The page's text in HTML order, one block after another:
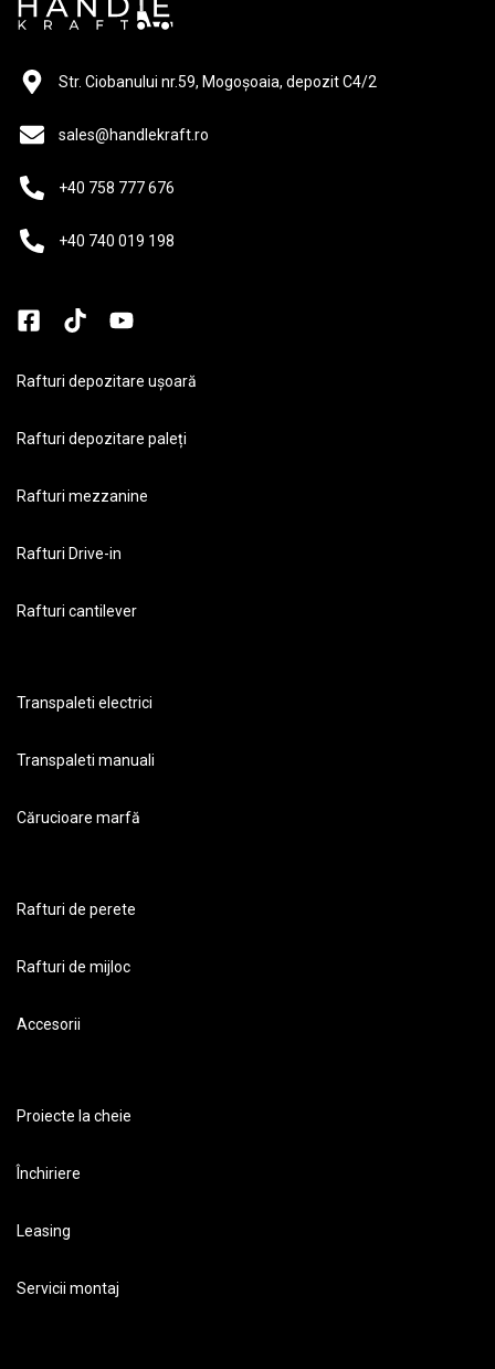
Str. Ciobanului nr.59, Mogoșoaia, depozit C4/2
sales@handlekraft.ro
+40 758 777 676
+40 740 019 198
Rafturi depozitare ușoară
Rafturi depozitare paleți
Rafturi mezzanine
Rafturi Drive-in
Rafturi cantilever
Transpaleti electrici
Transpaleti manuali
Cărucioare marfă
Rafturi de perete
Rafturi de mijloc
Accesorii
Proiecte la cheie
Închiriere
Leasing
Servicii montaj